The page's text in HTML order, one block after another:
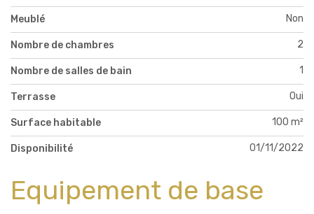
Meublé Non
Nombre de chambres 2
Nombre de salles de bain 1
Terrasse Oui
Surface habitable 100 m²
Disponibilité 01/11/2022
Equipement de base